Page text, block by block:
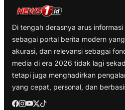
Di tengah derasnya arus
sebagai portal berita modern
akurasi, dan relevansi sebagai
media di era 2026 tidak lagi
tetapi juga menghadirkan
yang cepat, personal, dan